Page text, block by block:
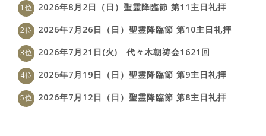
2026年8月2日（日）聖霊降臨節 第11主日礼拝
2026年7月26日（日）聖霊降臨節 第10主日礼拝
2026年7月21日(火) 代々木朝祷会1621回
2026年7月19日（日）聖霊降臨節 第9主日礼拝
2026年7月12日（日）聖霊降臨節 第8主日礼拝